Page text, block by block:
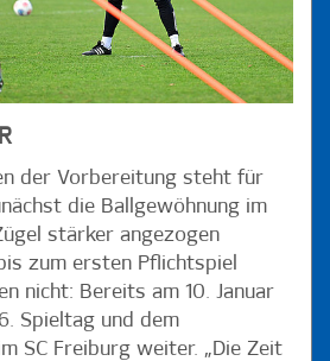
der Vorbereitung steht für
die Ballgewöhnung im
stärker angezogen
zum ersten Pflichtspiel
nicht: Bereits am 10. Januar
Spieltag und dem
SC Freiburg weiter. „Die Zeit